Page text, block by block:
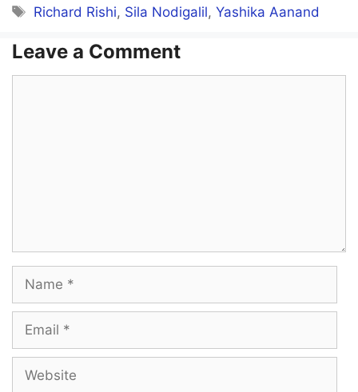
Tags
Richard Rishi, Sila Nodigalil,Yashika Aanand
Leave a Comment
Name
Email
Website